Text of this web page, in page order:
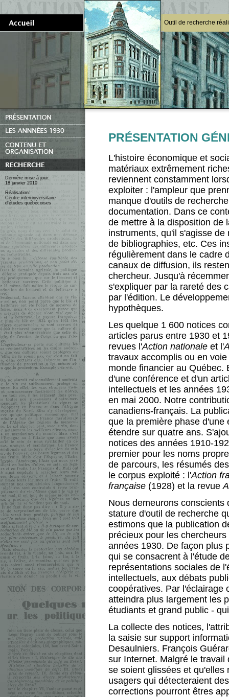
Outil de recherche
Dernière mise à jour:
18 janvier 2010
Réalisation:
Centre interuniversitaire
d'études québécoises
PRÉSENTATION
L'histoire économique et
matériaux extrêmement
reviennent constamment
exploiter : l'ampleur que
manque d'outils de
documentation. Dans ce
de mettre à la disposition de
instruments, qu'il s'agisse
de bibliographies, etc. Ces
régulièrement dans le cadre
canaux de diffusion, ils
chercheur. Jusqu'à
s'expliquer par la rareté des
par l'édition. Le
hypothèques.
Les quelque 1 600 notices
articles parus entre 1930 et
revues l'Action nationale et l'
travaux accomplis ou en
monde financier au Québec.
d'une conférence et d'un
intellectuels et les années
en mai 2000. Notre
canadiens-français. La
que la première phase d'une
étendre sur quatre ans.
notices des années 1910-
premier pour les noms
de parcours, les résumés
le corpus exploité : l'Action
française (1928) et la revue
Nous demeurons
stature d'outil de recherche
estimons que la publication
précieux pour les
années 1930. De façon plus
qui se consacrent à l'étude
représentations sociales de
intellectuels, aux débats
coopératives. Par l'éclairage
atteindra plus largement les
étudiants et grand public -
La collecte des notices,
la saisie sur support
Desaulniers. François
sur Internet. Malgré le
se soient glissées et qu'elles
usagers qui détecteraient
corrections pourront êtres